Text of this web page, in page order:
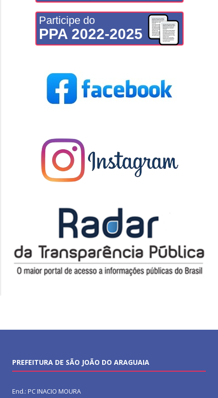
Participe do
PPA 2022-2025
PREFEITURA DE SÃO JOÃO DO ARAGUAIA
End.: PC INACIO MOURA